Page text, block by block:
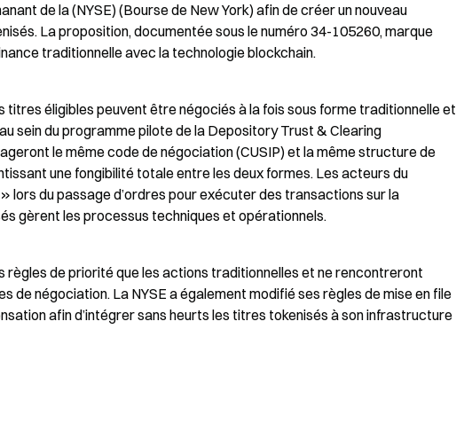
de la (NYSE) (Bourse de New York) afin de créer un nouveau
La proposition, documentée sous le numéro 34-105260, marque
traditionnelle avec la technologie blockchain.
titres éligibles peuvent être négociés à la fois sous forme traditionnelle et
sein du programme pilote de la Depository Trust & Clearing
le même code de négociation (CUSIP) et la même structure de
une fongibilité totale entre les deux formes. Les acteurs du
lors du passage d’ordres pour exécuter des transactions sur la
gèrent les processus techniques et opérationnels.
règles de priorité que les actions traditionnelles et ne rencontreront
de négociation. La NYSE a également modifié ses règles de mise en file
afin d’intégrer sans heurts les titres tokenisés à son infrastructure